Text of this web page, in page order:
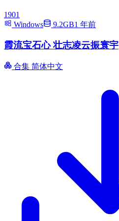
1901
Windows
9.2GB1 年前
霞流宝石心 壮志凌云振寰宇
合集 简体中文